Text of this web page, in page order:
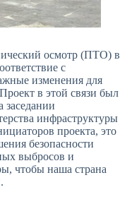
осмотр (ПТО) в
с
изменения для
в этой связи был
заседании
инфраструктуры
проекта, это
безопасности
выбросов и
чтобы наша страна